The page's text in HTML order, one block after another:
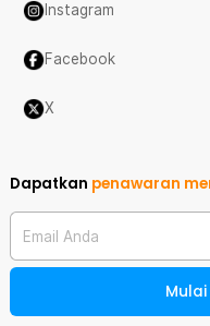
Instagram
Facebook
X
Dapatkan penawaran
Email Anda